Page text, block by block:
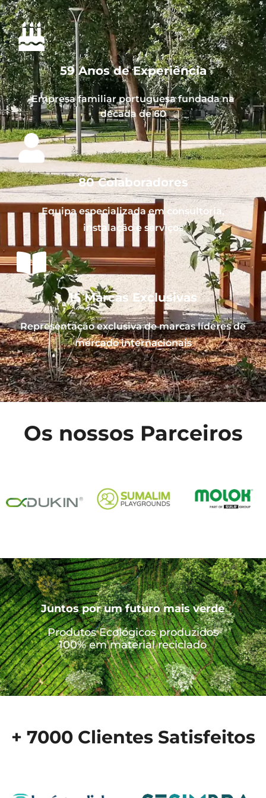
59 Anos de Experiência
Empresa familiar portuguesa fundada na
década de 60
80 Colaboradores
Equipa especializada em consultoria,
instalação e serviços
15 Marcas Exclusivas
Representação exclusiva de marcas líderes de
mercado internacionais
Os nossos Parceiros
Juntos por um futuro mais verde
Produtos Ecológicos produzidos
100% em material reciclado
+ 7000 Clientes Satisfeitos